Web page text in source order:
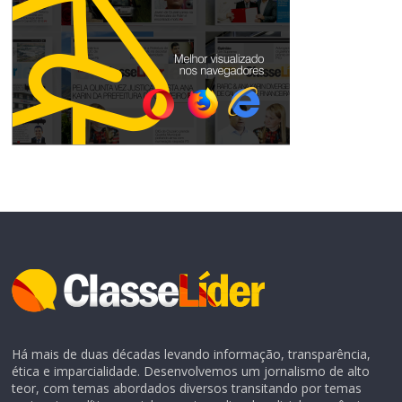
Há mais de duas décadas levando informação, transparência,
ética e imparcialidade. Desenvolvemos um jornalismo de alto
teor, com temas abordados diversos transitando por temas